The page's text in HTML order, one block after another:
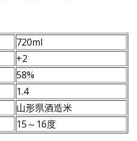
720ml
+2
58%
1.4
山形県酒造米
15～16度